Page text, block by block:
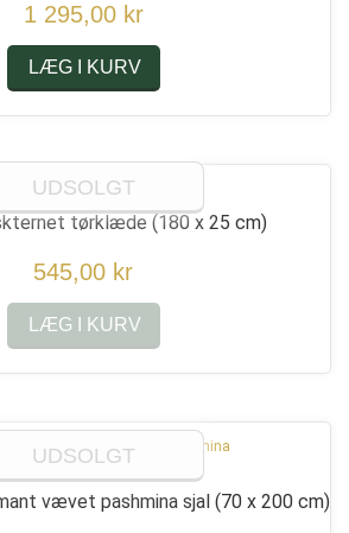
1 295,00 kr
LÆG I KURV
UDSOLGT
tørklæde (180 x 25 cm)
545,00 kr
LÆG I KURV
UDSOLGT
vævet pashmina sjal (70 x 200 cm)